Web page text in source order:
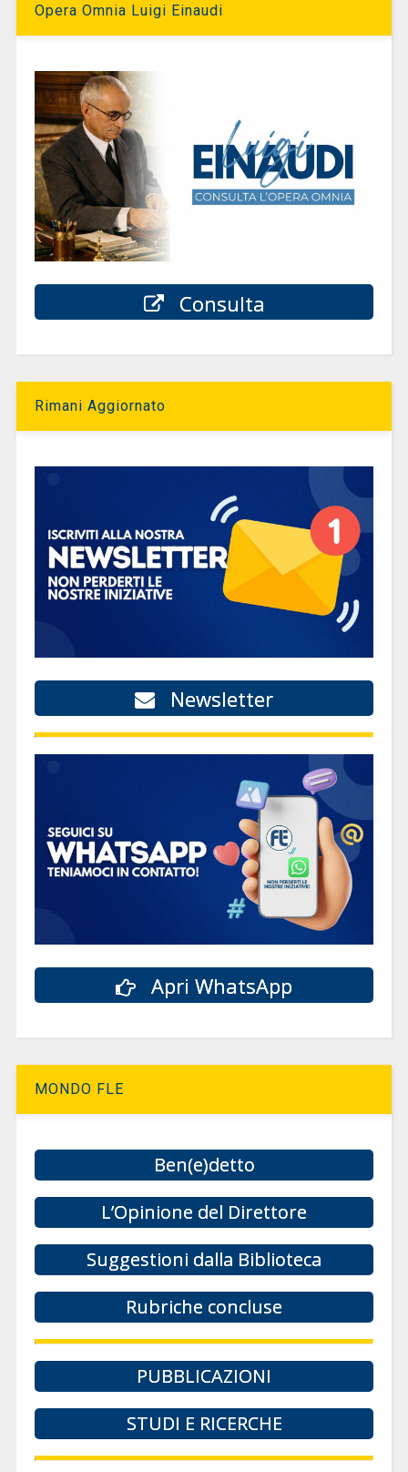
Opera Omnia Luigi Einaudi
Consulta
Rimani Aggiornato
Newsletter
Apri WhatsApp
MONDO FLE
Ben(e)detto
L’Opinione del Direttore
Suggestioni dalla Biblioteca
Rubriche concluse
PUBBLICAZIONI
STUDI E RICERCHE